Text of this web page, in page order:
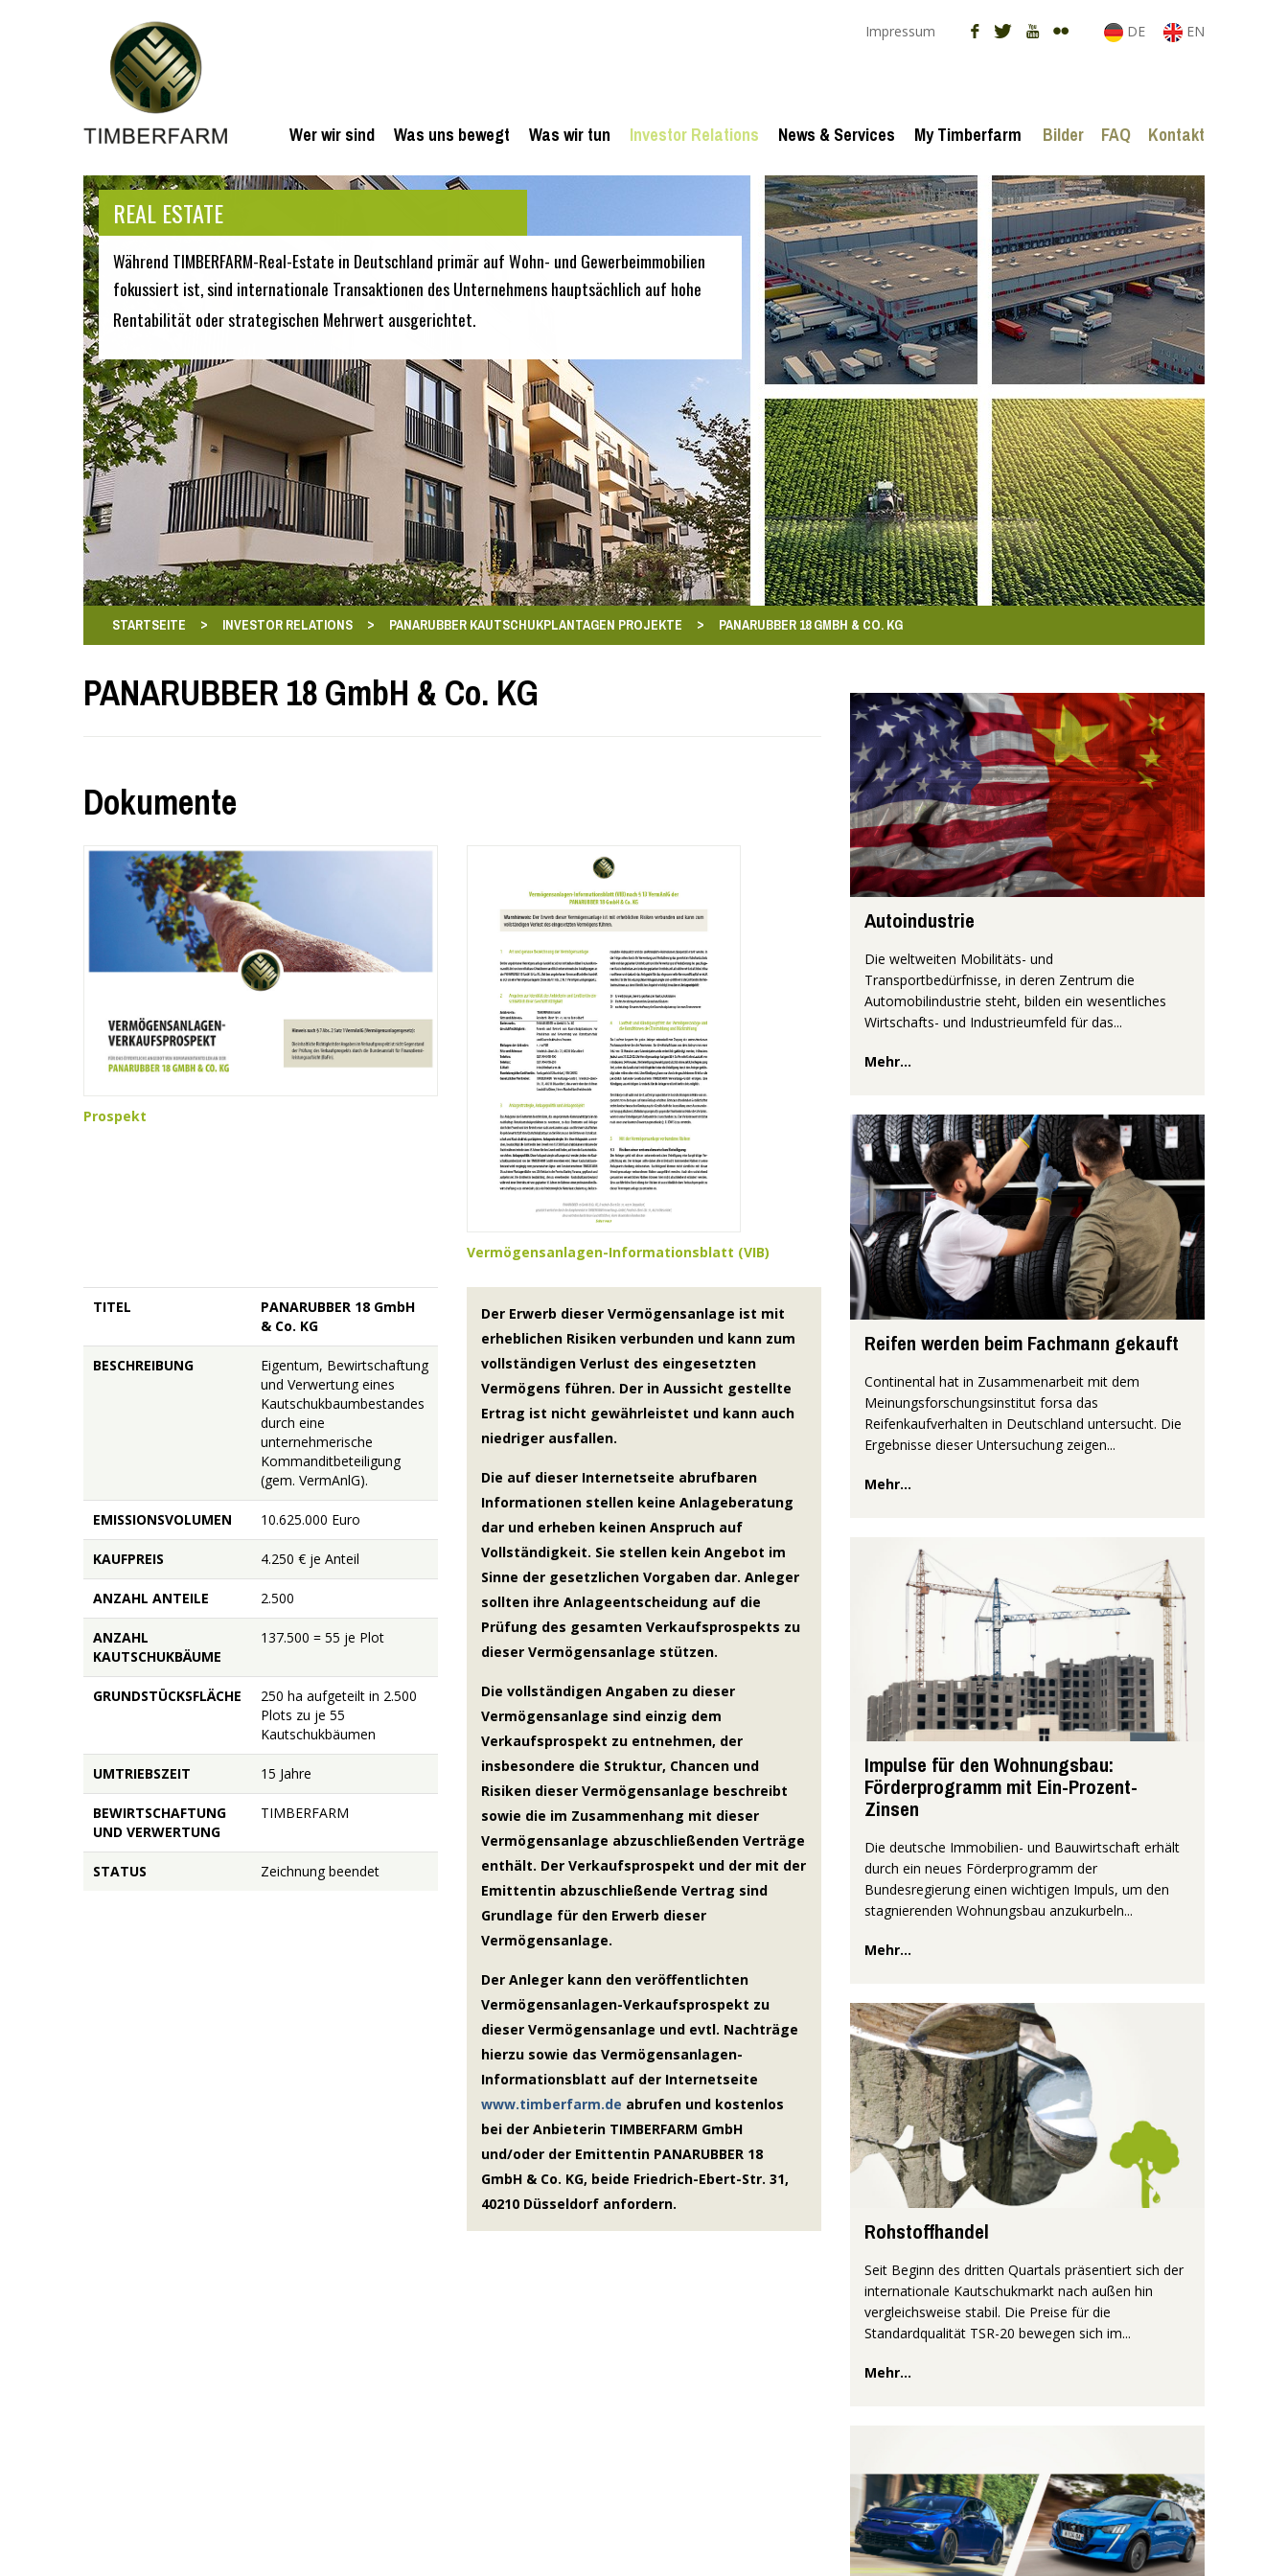
Impressum DE EN
Wer wir sind Was uns bewegt Was wir tun Investor Relations News & Services My Timberfarm Bilder FAQ Kontakt
REAL ESTATE
Während TIMBERFARM-Real-Estate in Deutschland primär auf Wohn- und Gewerbeimmobilien
Rentabilität oder strategischen Mehrwert ausgerichtet.
fokussiert ist, sind internationale Transaktionen des Unternehmens hauptsächlich auf hohe
STARTSEITE > INVESTOR RELATIONS > PANARUBBER KAUTSCHUKPLANTAGEN PROJEKTE > PANARUBBER 18 GMBH & CO. KG
PANARUBBER 18 GmbH & Co. KG
Dokumente
Prospekt
Vermögensanlagen-Informationsblatt (VIB)
TITEL
PANARUBBER 18 GmbH
& Co. KG
BESCHREIBUNG
Eigentum, Bewirtschaftung
und Verwertung eines
Kautschukbaumbestandes
durch eine
unternehmerische
Kommanditbeteiligung
(gem. VermAnlG).
EMISSIONSVOLUMEN 10.625.000 Euro
KAUFPREIS 4.250 € je Anteil
ANZAHL ANTEILE 2.500
ANZAHL
KAUTSCHUKBÄUME
137.500 = 55 je Plot
GRUNDSTÜCKSFLÄCHE
250 ha aufgeteilt in 2.500
Plots zu je 55
Kautschukbäumen
UMTRIEBSZEIT 15 Jahre
BEWIRTSCHAFTUNG
UND VERWERTUNG
TIMBERFARM
STATUS Zeichnung beendet
Der Erwerb dieser Vermögensanlage ist mit
erheblichen Risiken verbunden und kann zum
vollständigen Verlust des eingesetzten
Vermögens führen. Der in Aussicht gestellte
Ertrag ist nicht gewährleistet und kann auch
niedriger ausfallen.
Die auf dieser Internetseite abrufbaren
Informationen stellen keine Anlageberatung
dar und erheben keinen Anspruch auf
Vollständigkeit. Sie stellen kein Angebot im
Sinne der gesetzlichen Vorgaben dar. Anleger
sollten ihre Anlageentscheidung auf die
Prüfung des gesamten Verkaufsprospekts zu
dieser Vermögensanlage stützen.
Die vollständigen Angaben zu dieser
Vermögensanlage sind einzig dem
Verkaufsprospekt zu entnehmen, der
insbesondere die Struktur, Chancen und
Risiken dieser Vermögensanlage beschreibt
sowie die im Zusammenhang mit dieser
Vermögensanlage abzuschließenden Verträge
enthält. Der Verkaufsprospekt und der mit der
Emittentin abzuschließende Vertrag sind
Grundlage für den Erwerb dieser
Vermögensanlage.
Der Anleger kann den veröffentlichten
Vermögensanlagen-Verkaufsprospekt zu
dieser Vermögensanlage und evtl. Nachträge
hierzu sowie das Vermögensanlagen-
Informationsblatt auf der Internetseite
www.timberfarm.de abrufen und kostenlos
bei der Anbieterin TIMBERFARM GmbH
und/oder der Emittentin PANARUBBER 18
GmbH & Co. KG, beide Friedrich-Ebert-Str. 31,
40210 Düsseldorf anfordern.
Autoindustrie
Die weltweiten Mobilitäts- und
Transportbedürfnisse, in deren Zentrum die
Automobilindustrie steht, bilden ein wesentliches
Wirtschafts- und Industrieumfeld für das...
Mehr...
Reifen werden beim Fachmann gekauft
Continental hat in Zusammenarbeit mit dem
Meinungsforschungsinstitut forsa das
Reifenkaufverhalten in Deutschland untersucht. Die
Ergebnisse dieser Untersuchung zeigen...
Mehr...
Impulse für den Wohnungsbau:
Förderprogramm mit Ein-Prozent-
Zinsen
Die deutsche Immobilien- und Bauwirtschaft erhält
durch ein neues Förderprogramm der
Bundesregierung einen wichtigen Impuls, um den
stagnierenden Wohnungsbau anzukurbeln...
Mehr...
Rohstoffhandel
Seit Beginn des dritten Quartals präsentiert sich der
internationale Kautschukmarkt nach außen hin
vergleichsweise stabil. Die Preise für die
Standardqualität TSR-20 bewegen sich im...
Mehr...